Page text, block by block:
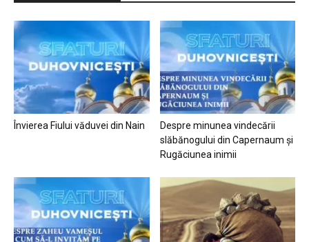
Învierea Fiului văduvei din Nain
Despre minunea vindecării
slăbănogului din Capernaum și
Rugăciunea inimii